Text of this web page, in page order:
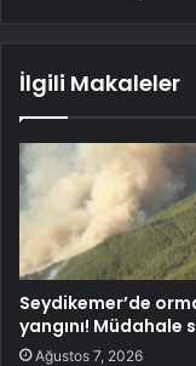
İlgili Makaleler
Seydikemer’de
yangını! Müdahale
Ağustos 7, 2026